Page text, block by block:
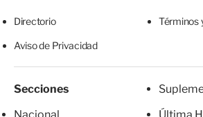
Directorio Términos
Aviso de Privacidad
Secciones